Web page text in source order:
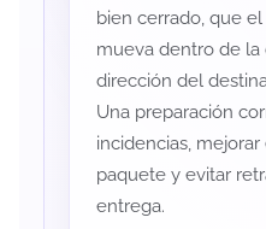
bien cerrado, que
mueva dentro de la
dirección del
Una preparación
incidencias,
paquete y evitar
entrega.